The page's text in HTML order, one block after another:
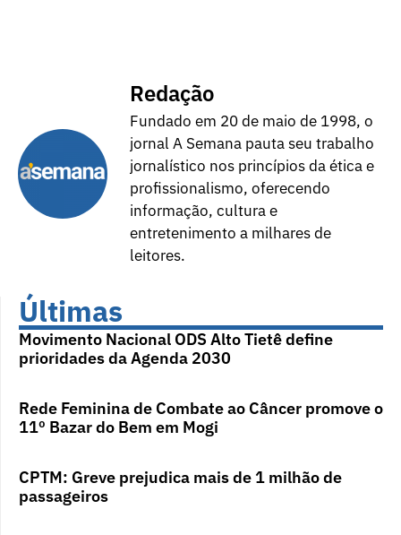
Redação
Fundado em 20 de maio de 1998, o
jornal A Semana pauta seu trabalho
jornalístico nos princípios da ética e
profissionalismo, oferecendo
informação, cultura e
entretenimento a milhares de
leitores.
Últimas
Movimento Nacional ODS Alto Tietê define
prioridades da Agenda 2030
Rede Feminina de Combate ao Câncer promove o
11º Bazar do Bem em Mogi
CPTM: Greve prejudica mais de 1 milhão de
passageiros